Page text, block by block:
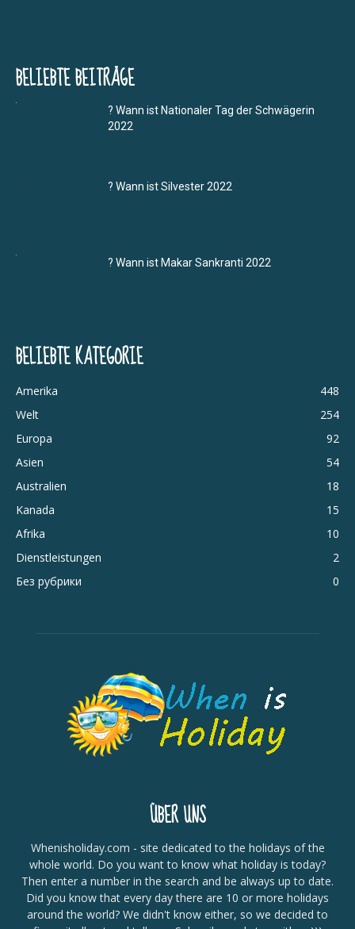
BELIEBTE BEITRÄGE
? Wann ist Nationaler Tag der Schwägerin
2022
? Wann ist Silvester 2022
? Wann ist Makar Sankranti 2022
BELIEBTE KATEGORIE
Amerika
448
Welt
254
Europa
92
Asien
54
Australien
18
Kanada
15
Afrika
10
Dienstleistungen
2
Без рубрики
0
ÜBER UNS
Whenisholiday.com - site dedicated to the holidays of the
whole world. Do you want to know what holiday is today?
Then enter a number in the search and be always up to date.
Did you know that every day there are 10 or more holidays
around the world? We didn't know either, so we decided to